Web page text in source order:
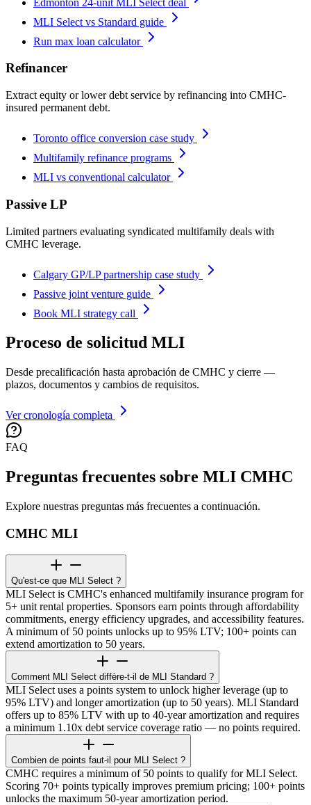
MLI Select vs Standard guide
Run max loan calculator
Refinancer
Extract equity or lower debt service by refinancing into CMHC-
insured permanent debt.
Toronto office conversion case study
Multifamily refinance programs
MLI vs conventional calculator
Passive LP
Limited partners evaluating syndicated multifamily deals with
CMHC leverage.
Calgary GP/LP partnership case study
Passive joint venture guide
Book MLI strategy call
Proceso de solicitud MLI
Desde precalificación hasta aprobación de CMHC y cierre —
plazos, documentos y cambios de requisitos.
Ver cronología completa
FAQ
Preguntas frecuentes sobre MLI CMHC
Explore nuestras preguntas más frecuentes a continuación.
CMHC MLI
Qu'est-ce que MLI Select ?
MLI Select is CMHC's enhanced multifamily insurance program for
5+ unit rental properties. Sponsors earn points through affordability
commitments, energy efficiency upgrades, and accessibility features.
A minimum of 50 points unlocks up to 95% LTV; 100+ points can
extend amortization to 50 years.
Comment MLI Select diffère-t-il de MLI Standard ?
MLI Select uses a points system to unlock higher leverage (up to
95% LTV) and longer amortization (up to 50 years). MLI Standard
offers up to 85% LTV with up to 40-year amortization and requires
a minimum 1.10x debt service coverage ratio — no points required.
Combien de points faut-il pour MLI Select ?
CMHC requires a minimum of 50 points to qualify for MLI Select.
Scoring 70+ points typically improves premium pricing; 100+ points
unlocks the maximum 50-year amortization period.